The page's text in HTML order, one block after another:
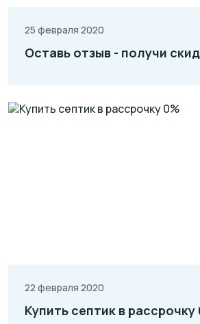
25 февраля 2020
Оставь отзыв - получи
22 февраля 2020
Купить септик в рассрочку